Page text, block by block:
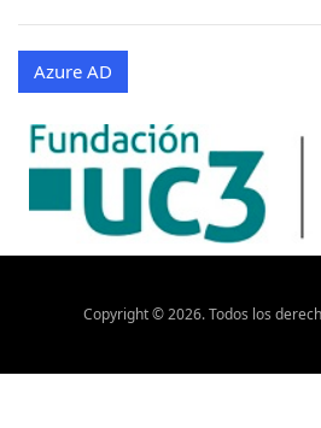
Azure AD
Copyright ©2026. Todos los